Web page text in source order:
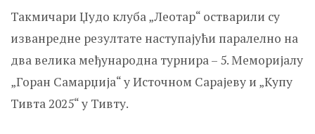
Такмичари Џудо клуба „Леотар“ остварили су
изванредне резултате наступајући паралелно на
два велика међународна турнира – 5. Меморијалу
„Горан Самарџија“ у Источном Сарајеву и „Kупу
Тивта 2025“ у Тивту.